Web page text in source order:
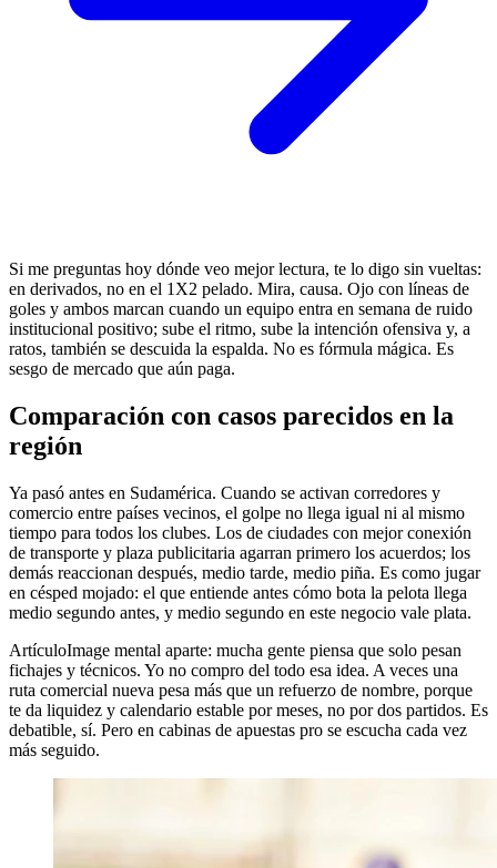
Si me preguntas hoy dónde veo mejor lectura, te lo digo sin vueltas:
en derivados, no en el 1X2 pelado. Mira, causa. Ojo con líneas de
goles y ambos marcan cuando un equipo entra en semana de ruido
institucional positivo; sube el ritmo, sube la intención ofensiva y, a
ratos, también se descuida la espalda. No es fórmula mágica. Es
sesgo de mercado que aún paga.
Comparación con casos parecidos en la
región
Ya pasó antes en Sudamérica. Cuando se activan corredores y
comercio entre países vecinos, el golpe no llega igual ni al mismo
tiempo para todos los clubes. Los de ciudades con mejor conexión
de transporte y plaza publicitaria agarran primero los acuerdos; los
demás reaccionan después, medio tarde, medio piña. Es como jugar
en césped mojado: el que entiende antes cómo bota la pelota llega
medio segundo antes, y medio segundo en este negocio vale plata.
ArtículoImage mental aparte: mucha gente piensa que solo pesan
fichajes y técnicos. Yo no compro del todo esa idea. A veces una
ruta comercial nueva pesa más que un refuerzo de nombre, porque
te da liquidez y calendario estable por meses, no por dos partidos. Es
debatible, sí. Pero en cabinas de apuestas pro se escucha cada vez
más seguido.